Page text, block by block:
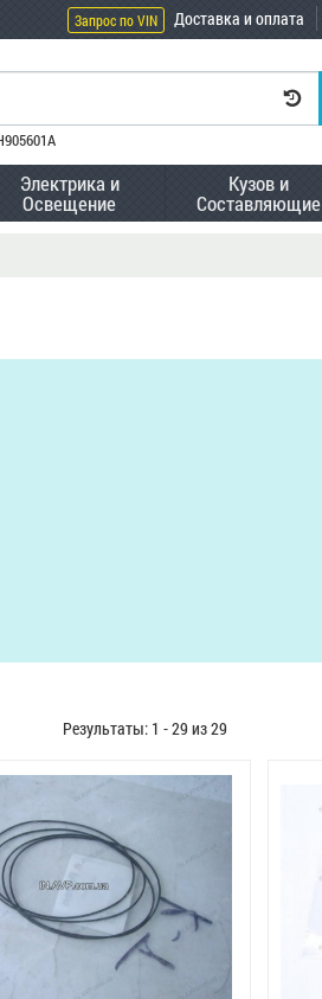
Запрос по VIN Доставка и оплата
Электрика и
Освещение
Кузов и
Составляющие
Результаты: 1 - 29 из 29